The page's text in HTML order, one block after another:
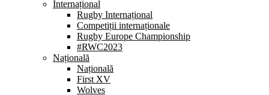
Internațional
Rugby Internațional
Competiții internaționale
Rugby Europe Championship
#RWC2023
Națională
Națională
First XV
Wolves